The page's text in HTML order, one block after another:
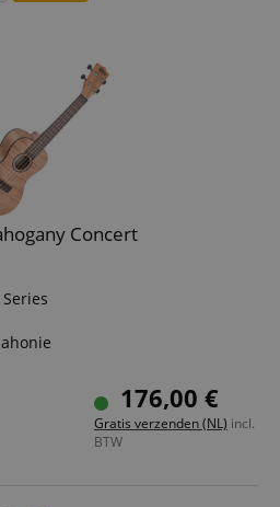
Concert
/ Mahonie
176,00 €
Gratis verzenden (NL) incl.
BTW